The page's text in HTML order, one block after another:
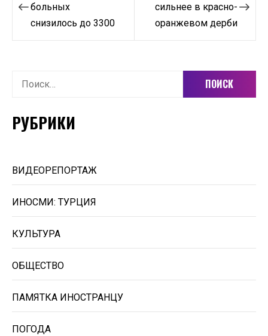
побольных
снизилось до 3300
сильнее в красно-
оранжевом дерби
Найти:
РУБРИКИ
ВИДЕОРЕПОРТАЖ
ИНОСМИ: ТУРЦИЯ
КУЛЬТУРА
ОБЩЕСТВО
ПАМЯТКА ИНОСТРАНЦУ
ПОГОДА